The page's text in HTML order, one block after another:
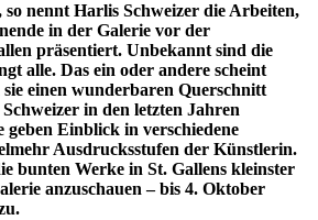
nennt Harlis Schweizer die Arbeiten,
in der Galerie vor der
präsentiert. Unbekannt sind die
alle. Das ein oder andere scheint
einen wunderbaren Querschnitt
in den letzten Jahren
geben Einblick in verschiedene
Ausdrucksstufen der Künstlerin.
bunten Werke in St. Gallens kleinster
anzuschauen – bis 4. Oktober